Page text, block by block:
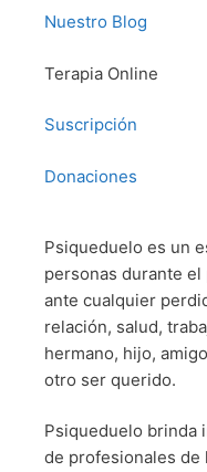
Nuestro Blog
Terapia Online
Suscripción
Donaciones
Psiqueduelo es un
personas durante
ante cualquier
relación, salud,
hermano, hijo,
otro ser querido.
Psiqueduelo brinda
de profesionales de